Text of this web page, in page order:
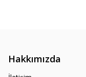
Hakkımızda